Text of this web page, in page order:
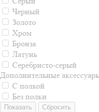
Черный
Золото
Хром
Бронза
Латунь
Серебристо-серый
Дополнительные
С полкой
Без полки